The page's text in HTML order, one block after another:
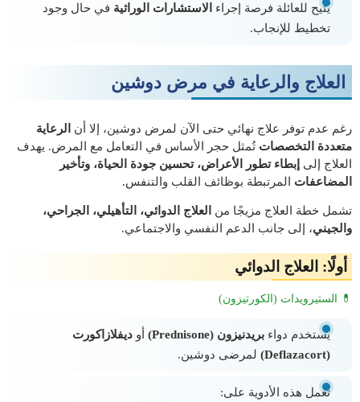
يُتيح للعائلة فرصة إجراء الاستشارات الوراثية في حال وجود
تخطيط للإنجاب.
العلاج والرعاية في مرض دوشين
رغم عدم توفر علاج نهائي حتى الآن لمرض دوشين، إلا أن
الرعاية
متعددة التخصصات تُمثل حجر الأساس في التعامل مع المرض. يهدف
العلاج إلى إبطاء تطور الأعراض، تحسين جودة الحياة، وتأخير
المضاعفات المرتبطة بوظائف القلب والتنفس.
تشمل خطة العلاج مزيجًا من
العلاج الدوائي، التأهيلي، الجراحي،
والجيني، إلى جانب الدعم النفسي والاجتماعي.
أولًا: العلاج الدوائي
💊 الستيرويدات (الكورتيزون)
يُستخدم دواء بريدنيزون (Prednisone) أو ديفلازاكورت
(Deflazacort)
لمرضى دوشين.
تعمل هذه الأدوية على: